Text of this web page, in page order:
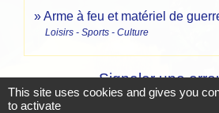
Arme à feu et matériel de
Loisirs - Sports - Culture
Signaler une
This site uses cookies and gives you
to activate